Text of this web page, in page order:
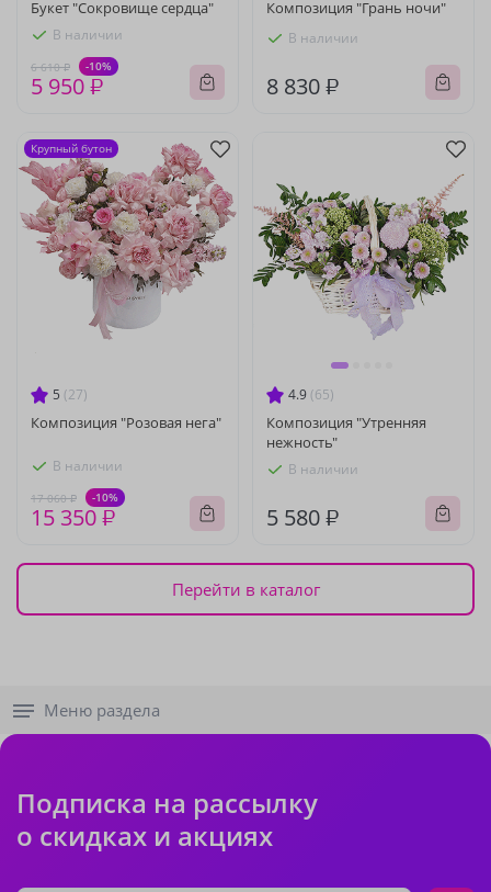
Букет "Сокровище сердца"
В наличии
6 610 ₽ -10%
5 950 ₽
Композиция "Грань ночи"
В наличии
8 830 ₽
5 (27)
Композиция "Розовая нега"
В наличии
17 060 ₽ -10%
15 350 ₽
Крупный бутон
4.9 (65)
Композиция "Утренняя
нежность"
В наличии
5 580 ₽
Перейти в каталог
Меню раздела
Подписка на рассылку
о скидках и акциях